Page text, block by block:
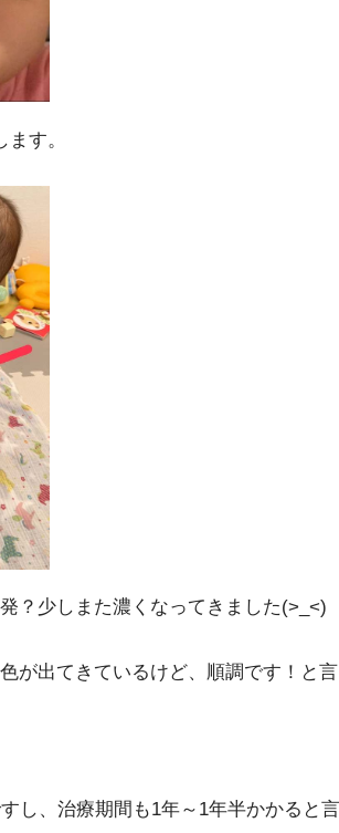
す。
？少しまた濃くなってきました(>_<)
が出てきているけど、順調です！と
し、治療期間も1年～1年半かかると